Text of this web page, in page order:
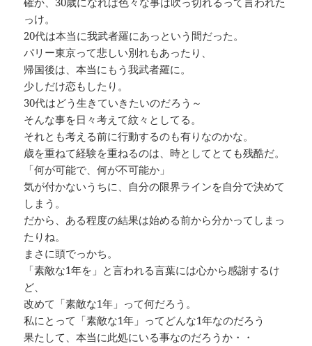
っけ。
20代は本当に我武者羅にあっという間だった。
パリー東京って悲しい別れもあったり、
帰国後は、本当にもう我武者羅に。
少しだけ恋もしたり。
30代はどう生きていきたいのだろう～
そんな事を日々考えて紋々としてる。
それとも考える前に行動するのも有りなのかな。
歳を重ねて経験を重ねるのは、時としてとても残酷だ。
「何が可能で、何が不可能か」
気が付かないうちに、自分の限界ラインを自分で決めて
しまう。
だから、ある程度の結果は始める前から分かってしまっ
たりね。
まさに頭でっかち。
「素敵な1年を」と言われる言葉には心から感謝するけ
ど、
改めて「素敵な1年」って何だろう。
私にとって「素敵な1年」ってどんな1年なのだろう
果たして、本当に此処にいる事なのだろうか・・